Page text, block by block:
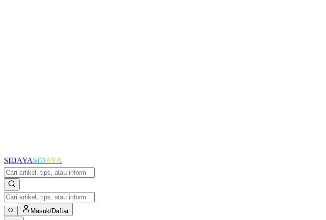
SIDAYASIDAYA
Masuk/Daftar